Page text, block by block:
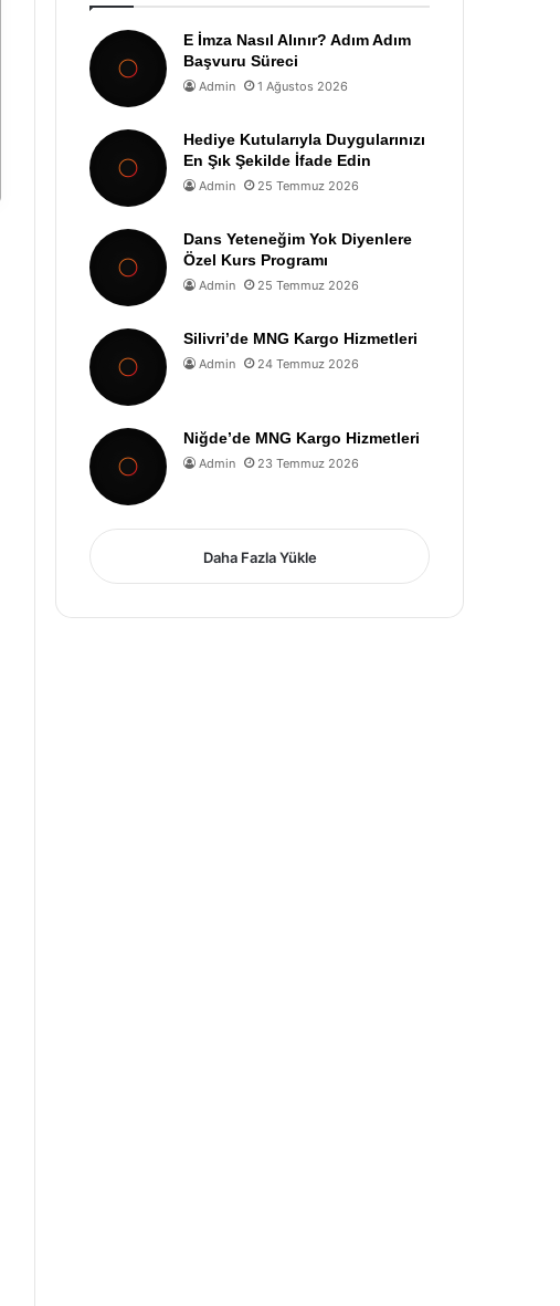
E İmza Nasıl Alınır? Adım Adım
Başvuru Süreci
Admin 1 Ağustos 2026
Hediye Kutularıyla Duygularınızı
En Şık Şekilde İfade Edin
Admin 25 Temmuz 2026
Dans Yeteneğim Yok Diyenlere
Özel Kurs Programı
Admin 25 Temmuz 2026
Silivri’de MNG Kargo Hizmetleri
Admin 24 Temmuz 2026
Niğde’de MNG Kargo Hizmetleri
Admin 23 Temmuz 2026
Daha Fazla Yükle